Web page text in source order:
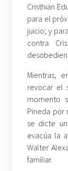
Cristhian
para el
juicio; y
contra
Mientras,
revocar el
momento
Pineda por
se dicte
evacúa la
Walter
familiar.